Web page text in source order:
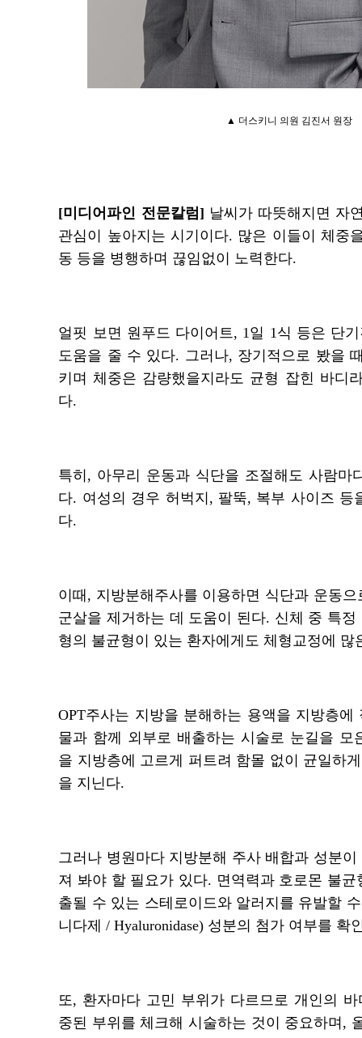
▲ 더스키니 의원 김진서 원장
[미디어파인 전문칼럼] 날씨가 따뜻해지면 자
관심이 높아지는 시기이다. 많은 이들이 체중
동 등을 병행하며 끊임없이 노력한다.
얼핏 보면 원푸드 다이어트, 1일 1식 등은 단
도움을 줄 수 있다. 그러나, 장기적으로 봤을
키며 체중은 감량했을지라도 균형 잡힌 바디
다.
특히, 아무리 운동과 식단을 조절해도 사람마
다. 여성의 경우 허벅지, 팔뚝, 복부 사이즈 등
다.
이때, 지방분해주사를 이용하면 식단과 운동
군살을 제거하는 데 도움이 된다. 신체 중 특
형의 불균형이 있는 환자에게도 체형교정에 많
OPT주사는 지방을 분해하는 용액을 지방층
물과 함께 외부로 배출하는 시술로 눈길을 모
을 지방층에 고르게 퍼트려 함몰 없이 균일하
을 지닌다.
그러나 병원마다 지방분해 주사 배합과 성분
져 봐야 할 필요가 있다. 면역력과 호로몬 불
출될 수 있는 스테로이드와 알러지를 유발할
니다제 / Hyaluronidase) 성분의 첨가 여부를 확
또, 환자마다 고민 부위가 다르므로 개인의
중된 부위를 체크해 시술하는 것이 중요하며,